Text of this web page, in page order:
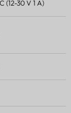
(12-30 V 1 A)